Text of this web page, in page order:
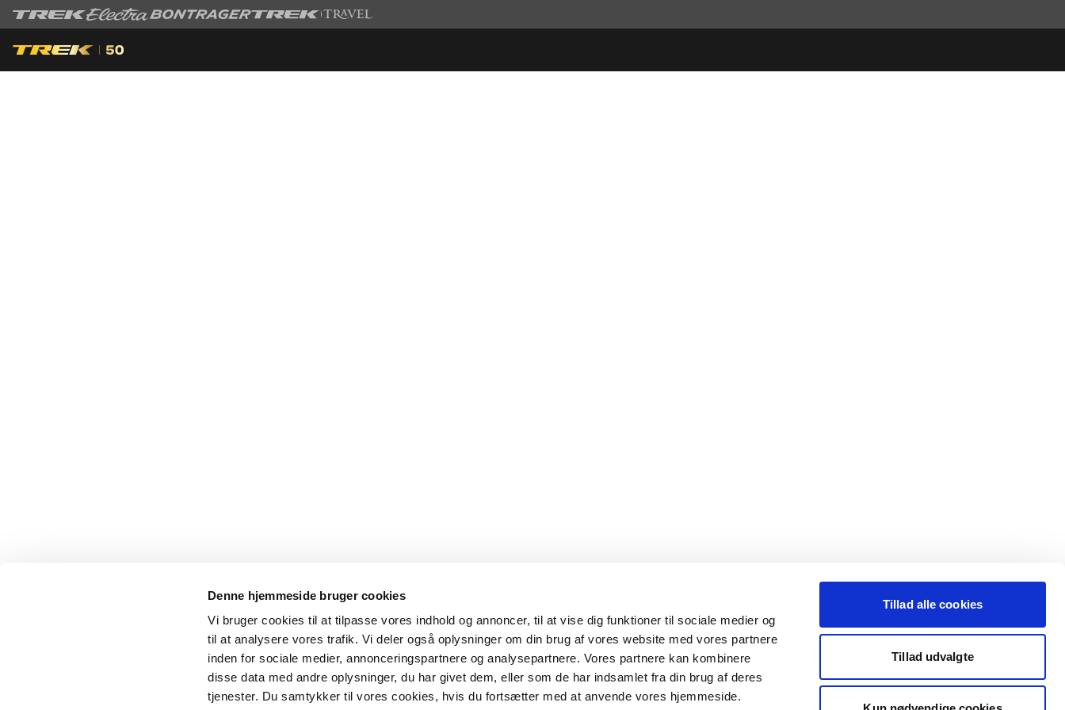
Denne hjemmeside bruger cookies
Vi bruger cookies til at tilpasse vores indhold og annoncer, til at vise dig funktioner til sociale medier og
til at analysere vores trafik. Vi deler også oplysninger om din brug af vores website med vores partnere
inden for sociale medier, annonceringspartnere og analysepartnere. Vores partnere kan kombinere
disse data med andre oplysninger, du har givet dem, eller som de har indsamlet fra din brug af deres
tjenester. Du samtykker til vores cookies, hvis du fortsætter med at anvende vores hjemmeside.
Tillad alle cookies
Tillad udvalgte